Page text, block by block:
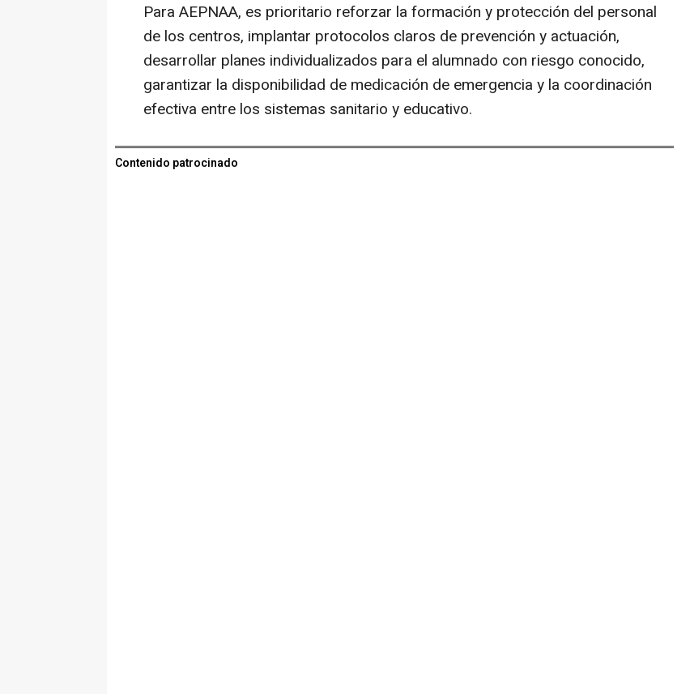
Para AEPNAA, es prioritario reforzar la formación y protección del personal
de los centros, implantar protocolos claros de prevención y actuación,
desarrollar planes individualizados para el alumnado con riesgo conocido,
garantizar la disponibilidad de medicación de emergencia y la coordinación
efectiva entre los sistemas sanitario y educativo.
Contenido patrocinado